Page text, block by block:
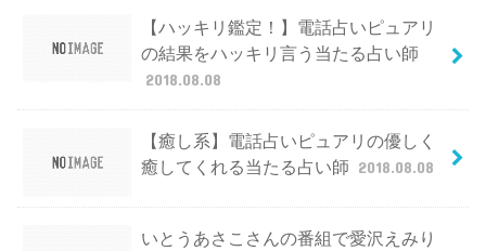
【ハッキリ鑑定！】電話占いピュアリ
の結果をハッキリ言う当たる占い師
2018.08.08
【癒し系】電話占いピュアリの優しく
癒してくれる当たる占い師 2018.08.08
いとうあさこさんの番組で愛沢えみり